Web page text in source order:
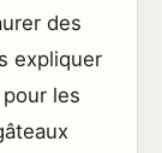
des
expliquer
les